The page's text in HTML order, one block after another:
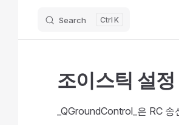
Search K
조이스틱 설정
_QGroundControl_은 RC